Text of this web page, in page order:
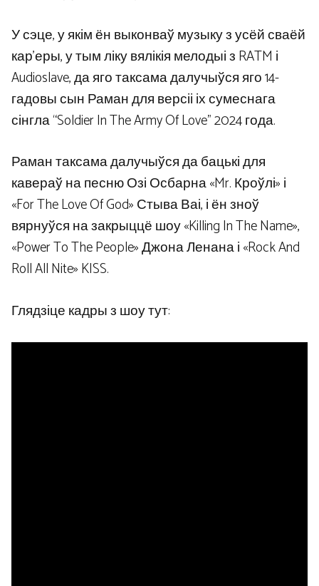
У сэце, у якім ён выконваў музыку з усёй сваёй
кар’еры, у тым ліку вялікія мелодыі з RATM і
Audioslave, да яго таксама далучыўся яго 14-
гадовы сын Раман для версіі іх сумеснага
сінгла “Soldier In The Army Of Love” 2024 года.
Раман таксама далучыўся да бацькі для
кавераў на песню Озі Осбарна «Mr. Кроўлі» і
«For The Love Of God» Стыва Ваі, і ён зноў
вярнуўся на закрыццё шоу «Killing In The Name»,
«Power To The People» Джона Ленана і «Rock And
Roll All Nite» KISS.
Глядзіце кадры з шоу тут: